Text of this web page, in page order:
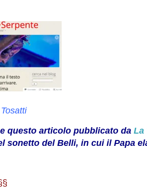
questo articolo pubblicato da La
del Belli, in cui il Papa